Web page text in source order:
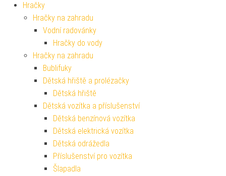
Hračky
Hračky na zahradu
Vodní radovánky
Hračky do vody
Hračky na zahradu
Bublifuky
Dětská hřiště a prolézačky
Dětská hřiště
Dětská vozítka a příslušenství
Dětská benzínová vozítka
Dětská elektrická vozítka
Dětská odrážedla
Příslušenství pro vozítka
Šlapadla